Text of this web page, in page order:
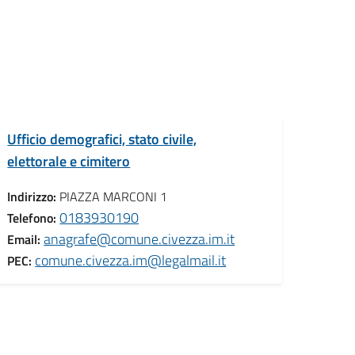
Ufficio demografici, stato civile,
elettorale e cimitero
Indirizzo: PIAZZA MARCONI 1
Telefono:0183930190
Email:anagrafe@comune.civezza.im.it
PEC: comune.civezza.im@legalmail.it